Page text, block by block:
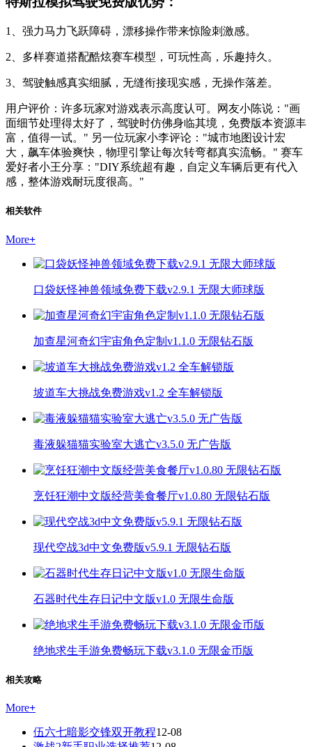
1、强力马力飞跃障碍，漂移操作带来惊险刺激感。
2、多样赛道搭配酷炫赛车模型，可玩性高，乐趣持久。
3、驾驶触感真实细腻，无缝衔接现实感，无操作落差。
用户评价：许多玩家对游戏表示高度认可。网友小陈说："画
面细节处理得太好了，驾驶时仿佛身临其境，免费版本资源丰
富，值得一试。" 另一位玩家小李评论："城市地图设计宏
大，飙车体验爽快，物理引擎让每次转弯都真实流畅。" 赛车
爱好者小王分享："DIY系统超有趣，自定义车辆后更有代入
感，整体游戏耐玩度很高。"
相关软件
More+
口袋妖怪神兽领域免费下载v2.9.1 无限大师球版
加查星河奇幻宇宙角色定制v1.1.0 无限钻石版
坡道车大挑战免费游戏v1.2 全车解锁版
毒液躲猫猫实验室大逃亡v3.5.0 无广告版
烹饪狂潮中文版经营美食餐厅v1.0.80 无限钻石版
现代空战3d中文免费版v5.9.1 无限钻石版
石器时代生存日记中文版v1.0 无限生命版
绝地求生手游免费畅玩下载v3.1.0 无限金币版
相关攻略
More+
伍六七暗影交锋双开教程12-08